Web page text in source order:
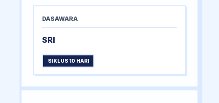
DASAWARA
SRI
SIKLUS 10 HARI